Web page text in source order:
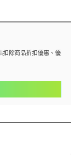
除商品折扣優惠、優惠